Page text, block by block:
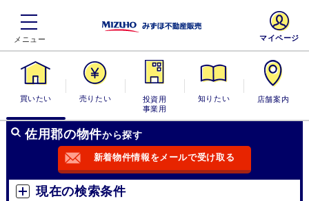
買いたい 売りたい
投資用・事業
用
知りたい 店舗案内
マイページ
佐用郡の物件から探す
新着物件情報をメールで受け取る
現在の検索条件